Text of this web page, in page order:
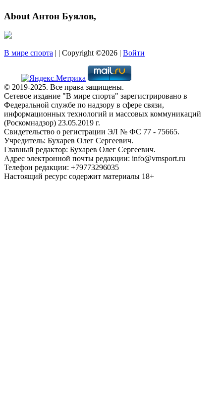
About Антон Буялов,
В мире спорта | | Copyright ©2026 | Войти
© 2019-2025. Все права защищены.
Сетевое издание "В мире спорта" зарегистрировано в
Федеральной службе по надзору в сфере связи,
информационных технологий и массовых коммуникаций
(Роскомнадзор) 23.05.2019 г.
Свидетельство о регистрации ЭЛ № ФС 77 - 75665.
Учредитель: Бухарев Олег Сергеевич.
Главный редактор: Бухарев Олег Сергеевич.
Адрес электронной почты редакции: info@vmsport.ru
Телефон редакции: +79773296035
Настоящий ресурс содержит материалы 18+